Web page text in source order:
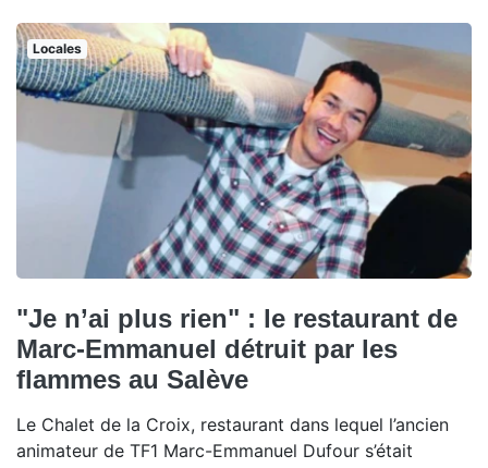
Locales
"Je n’ai plus rien" : le restaurant de
Marc-Emmanuel détruit par les
flammes au Salève
Le Chalet de la Croix, restaurant dans lequel l’ancien
animateur de TF1 Marc-Emmanuel Dufour s’était